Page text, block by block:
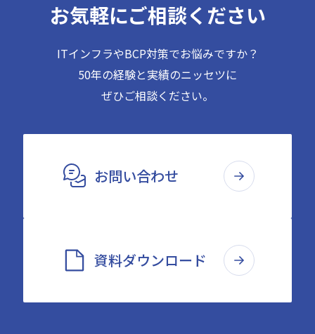
お気軽にご相談ください
ITインフラやBCP対策でお悩みですか？
50年の経験と実績のニッセツに
ぜひご相談ください。
お問い合わせ
資料ダウンロード